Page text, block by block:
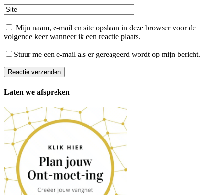
Mijn naam, e-mail en site opslaan in deze browser voor de
volgende keer wanneer ik een reactie plaats.
Stuur me een e-mail als er gereageerd wordt op mijn bericht.
Reactie verzenden
Laten we afspreken